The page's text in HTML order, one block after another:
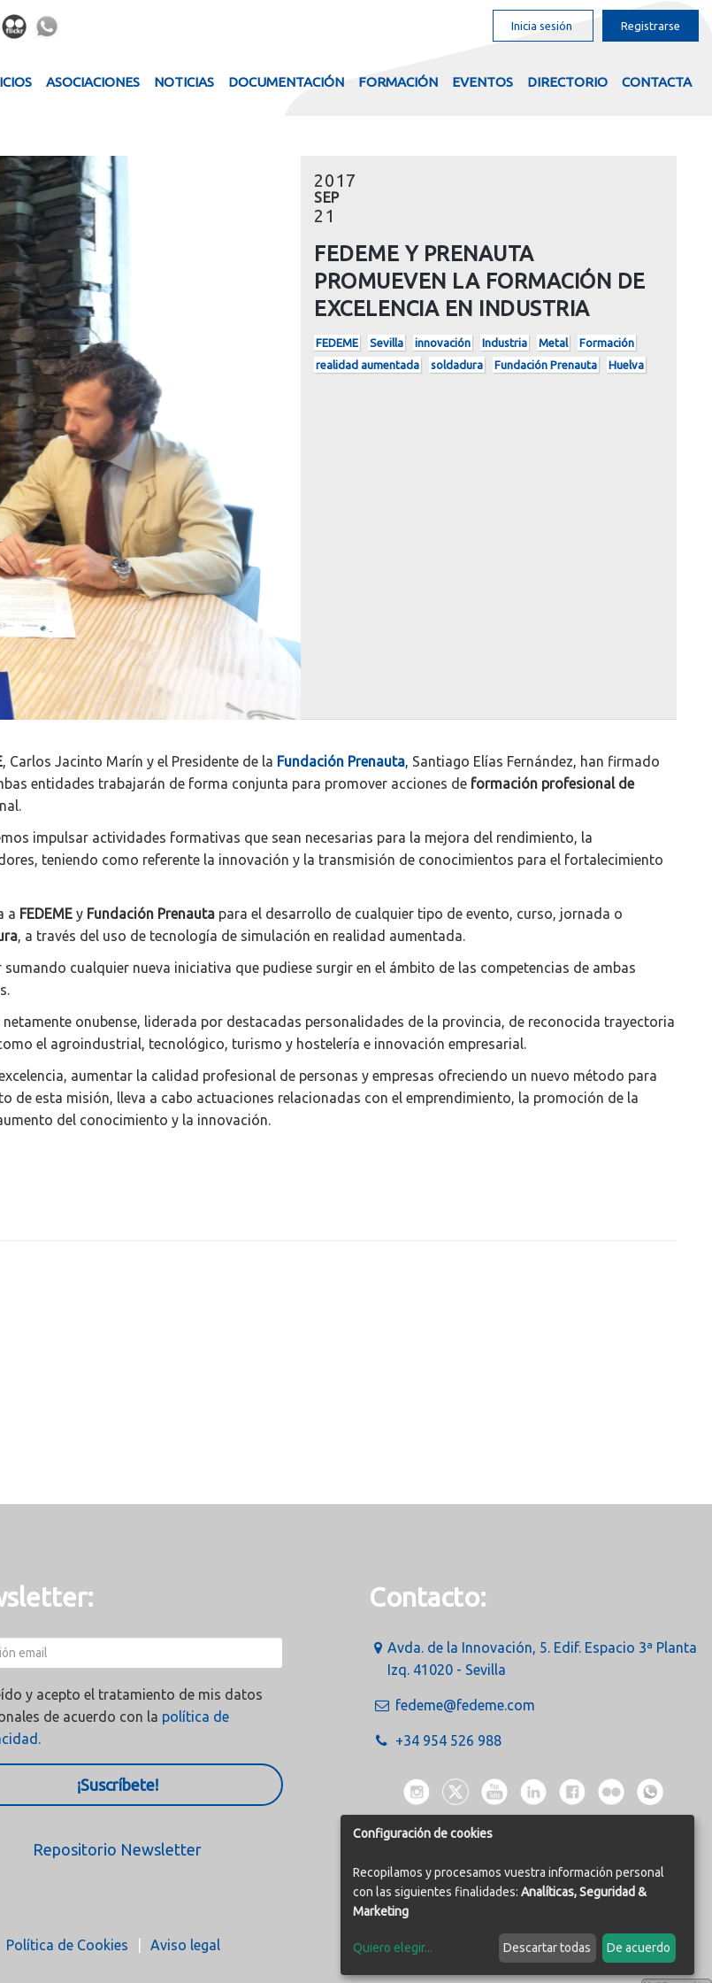
Inicia sesión Registrarse
ASOCIACIONES NOTICIAS DOCUMENTACIÓN FORMACIÓN EVENTOS DIRECTORIO CONTACTA
2017
SEP
21
FEDEME Y PRENAUTA
PROMUEVEN LA FORMACIÓN DE
EXCELENCIA EN INDUSTRIA
FEDEME Sevilla innovación Industria Metal
Formación
realidad aumentada
soldadura Fundación Prenauta Huelva
, Carlos Jacinto Marín y el Presidente de la Fundación Prenauta, Santiago Elías Fernández, han firmado
entidades trabajarán de forma conjunta para promover acciones de formación profesional de
impulsar actividades formativas que sean necesarias para la mejora del rendimiento, la
teniendo como referente la innovación y la transmisión de conocimientos para el fortalecimiento
a FEDEME y Fundación Prenauta para el desarrollo de cualquier tipo de evento, curso, jornada o
, a través del uso de tecnología de simulación en realidad aumentada.
cualquier nueva iniciativa que pudiese surgir en el ámbito de las competencias de ambas
onubense, liderada por destacadas personalidades de la provincia, de reconocida trayectoria
el agroindustrial, tecnológico, turismo y hostelería e innovación empresarial.
aumentar la calidad profesional de personas y empresas ofreciendo un nuevo método para
de esta misión, lleva a cabo actuaciones relacionadas con el emprendimiento, la promoción de la
del conocimiento y la innovación.
y acepto el tratamiento de mis datos
de acuerdo con la política de
¡Suscríbete!
Repositorio Newsletter
Contacto:
Avda. de la Innovación, 5. Edif. Espacio 3ª Planta
Izq. 41020 - Sevilla
fedeme@fedeme.com
+34 954 526 988
Política de Cookies Aviso legal
Configuración de cookies
Recopilamos y procesamos vuestra información personal
con las siguientes finalidades: Analíticas, Seguridad &
Marketing
Quiero elegir... Descartar todas De acuerdo